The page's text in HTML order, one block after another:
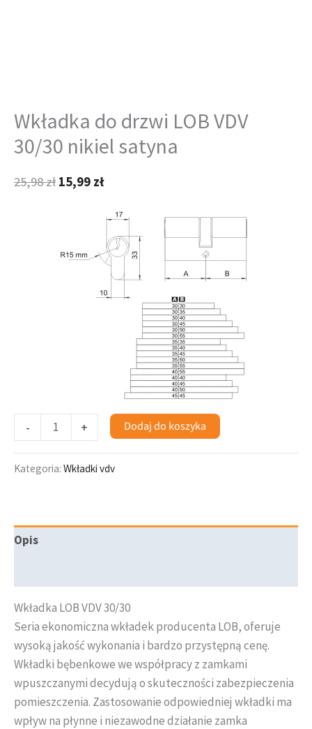
Wkładka do drzwi LOB VDV
30/30 nikiel satyna
25,98zł 15,99 zł
- + Dodaj do koszyka
Kategoria: Wkładki vdv
Opis
Wkładka LOB VDV 30/30
Seria ekonomiczna wkładek producenta LOB, oferuje
wysoką jakość wykonania i bardzo przystępną cenę.
Wkładki bębenkowe we współpracy z zamkami
wpuszczanymi decydują o skuteczności zabezpieczenia
pomieszczenia. Zastosowanie odpowiedniej wkładki ma
wpływ na płynne i niezawodne działanie zamka